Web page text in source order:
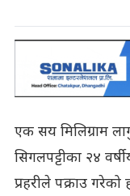
एक सय मिलिग्राम
सिगलपट्टीका २४
प्रहरीले पक्राउ गरेको